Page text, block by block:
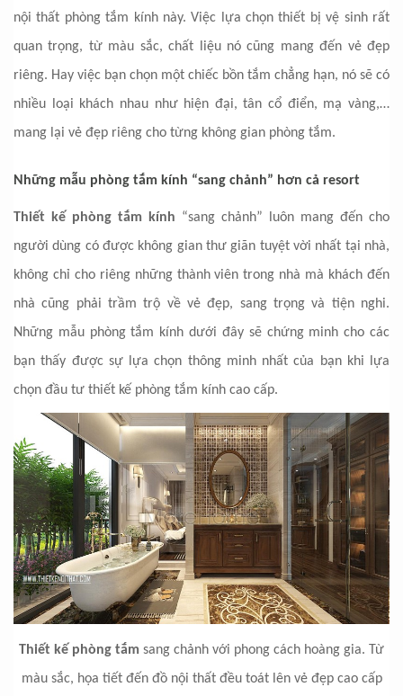
nội thất phòng tắm kính này. Việc lựa chọn thiết bị vệ sinh rất
quan trọng, từ màu sắc, chất liệu nó cũng mang đến vẻ đẹp
riêng. Hay việc bạn chọn một chiếc bồn tắm chẳng hạn, nó sẽ có
nhiều loại khách nhau như hiện đại, tân cổ điển, mạ vàng,…
mang lại vẻ đẹp riêng cho từng không gian phòng tắm.
Những mẫu phòng tắm kính “sang chảnh” hơn cả resort
Thiết kế phòng tắm kính “sang chảnh” luôn mang đến cho
người dùng có được không gian thư giãn tuyệt vời nhất tại nhà,
không chỉ cho riêng những thành viên trong nhà mà khách đến
nhà cũng phải trầm trộ về vẻ đẹp, sang trọng và tiện nghi.
Những mẫu phòng tắm kính dưới đây sẽ chứng minh cho các
bạn thấy được sự lựa chọn thông minh nhất của bạn khi lựa
chọn đầu tư thiết kế phòng tắm kính cao cấp.
Thiết kế phòng tắm sang chảnh với phong cách hoàng gia. Từ
màu sắc, họa tiết đến đồ nội thất đều toát lên vẻ đẹp cao cấp